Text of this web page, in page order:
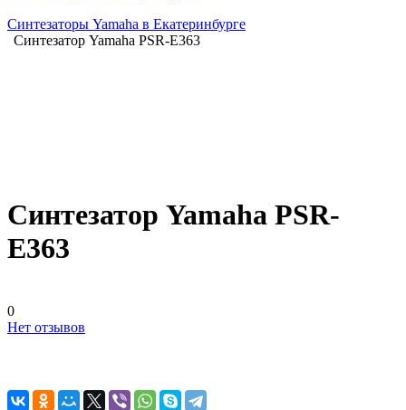
Синтезаторы Yamaha в Екатеринбурге
Синтезатор Yamaha PSR-E363
Синтезатор Yamaha PSR-
E363
0
Нет отзывов